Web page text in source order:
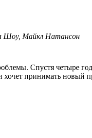
Шоу, Майкл Натансон
принимать новый